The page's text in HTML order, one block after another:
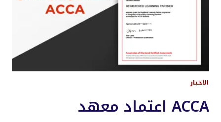
الأخبار
ACCA اعتماد معهد